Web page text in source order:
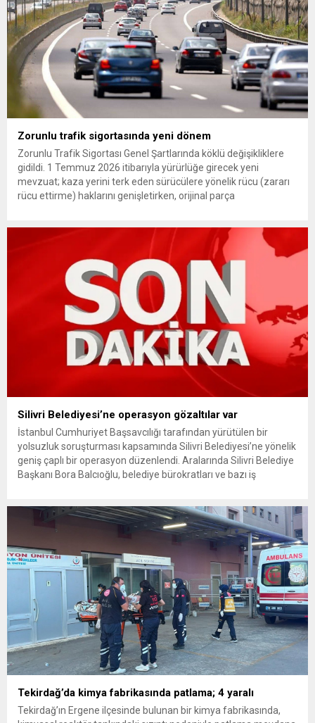
Zorunlu trafik sigortasında yeni dönem
Zorunlu Trafik Sigortası Genel Şartlarında köklü değişikliklere
gidildi. 1 Temmuz 2026 itibarıyla yürürlüğe girecek yeni
mevzuat; kaza yerini terk eden sürücülere yönelik rücu (zararı
rücu ettirme) haklarını genişletirken, orijinal parça
getiriyor. Hazine Müsteşarlığına bağlı ilgili kurumlarca...
Silivri Belediyesi’ne operasyon gözaltılar var
İstanbul Cumhuriyet Başsavcılığı tarafından yürütülen bir
yolsuzluk soruşturması kapsamında Silivri Belediyesi’ne yönelik
geniş çaplı bir operasyon düzenlendi. Aralarında Silivri Belediye
Başkanı Bora Balcıoğlu, belediye bürokratları ve bazı iş
inceleme ve arama çalışmaları devam ediyor. İstanbul’da...
Tekirdağ’da kimya fabrikasında patlama; 4 yaralı
Tekirdağ’ın Ergene ilçesinde bulunan bir kimya fabrikasında,